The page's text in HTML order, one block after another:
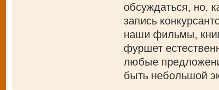
обсуждаться, но,
запись
наши фильмы,
фуршет
любые
быть небольшой